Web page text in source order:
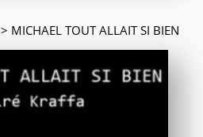
> MICHAEL TOUT ALLAIT SI BIEN